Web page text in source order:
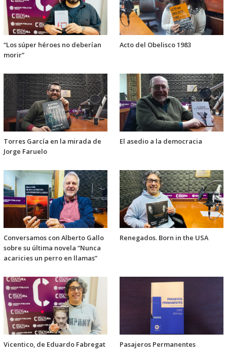
“Los súper héroes no deberían
morir”
Acto del Obelisco 1983
Torres García en la mirada de
Jorge Faruelo
El asedio a la democracia
Conversamos con Alberto Gallo
sobre su última novela “Nunca
acaricies un perro en llamas”
Renegados. Born in the USA
Vicentico, de Eduardo Fabregat Pasajeros Permanentes